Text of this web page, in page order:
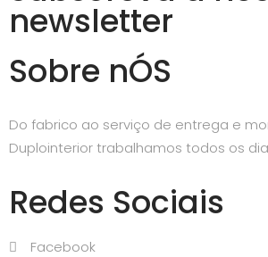
newsletter
Sobre nÓS
Do fabrico ao serviço de entrega e
Duplointerior trabalhamos todos os
Redes Sociais
Facebook